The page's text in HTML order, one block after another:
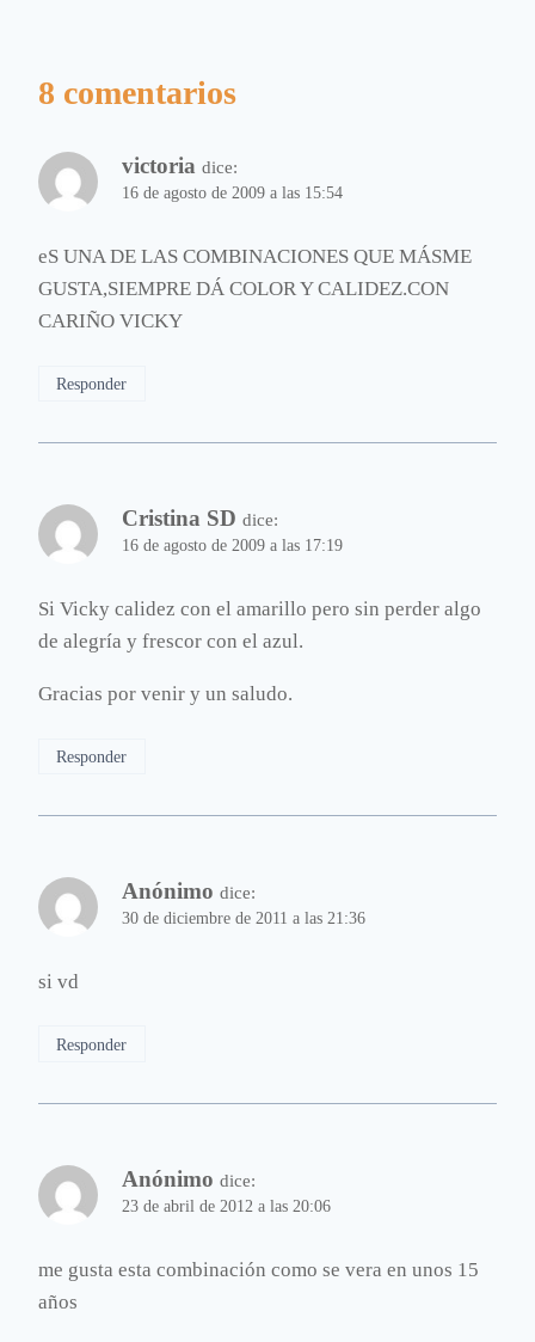
8 comentarios
victoria dice:
16 de agosto de 2009 a las 15:54
eS UNA DE LAS COMBINACIONES QUE MÁSME
GUSTA,SIEMPRE DÁ COLOR Y CALIDEZ.CON
CARIÑO VICKY
Responder
Cristina SD dice:
16 de agosto de 2009 a las 17:19
Si Vicky calidez con el amarillo pero sin perder algo
de alegría y frescor con el azul.
Gracias por venir y un saludo.
Responder
Anónimo dice:
30 de diciembre de 2011 a las 21:36
si vd
Responder
Anónimo dice:
23 de abril de 2012 a las 20:06
me gusta esta combinación como se vera en unos 15
años